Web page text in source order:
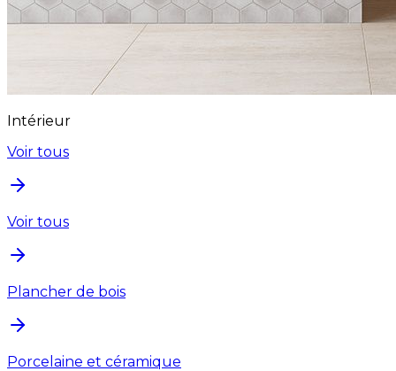
Intérieur
Voir tous
Voir tous
Plancher de bois
Porcelaine et céramique